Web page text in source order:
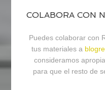
COLABORA CON
Puedes colaborar con
tus materiales a
consideramos
para que el resto de